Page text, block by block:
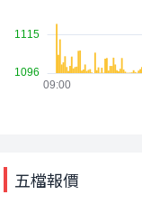
五檔報價